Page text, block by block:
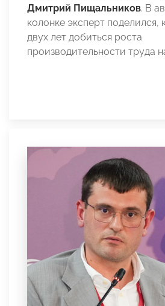
Дмитрий Пищальников. В
колонке эксперт поделился,
двух лет добиться роста
производительности труда